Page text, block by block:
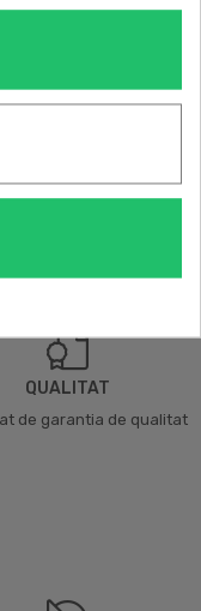
QUALITAT
de garantia de qualitat